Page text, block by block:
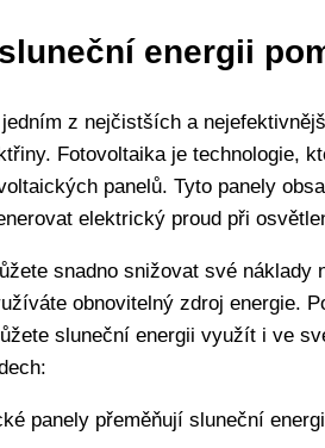
energii
z nejčistších a
Fotovoltaika je technologie,
panelů. Tyto panely
elektrický proud při
snadno snižovat své
obnovitelný zdroj energie.
sluneční energii využít i ve
panely přeměňují sluneční